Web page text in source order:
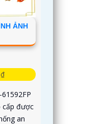
ẢNH
cấp được
an